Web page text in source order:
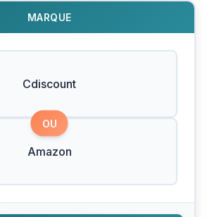
MARQUE
Cdiscount
OU
Amazon